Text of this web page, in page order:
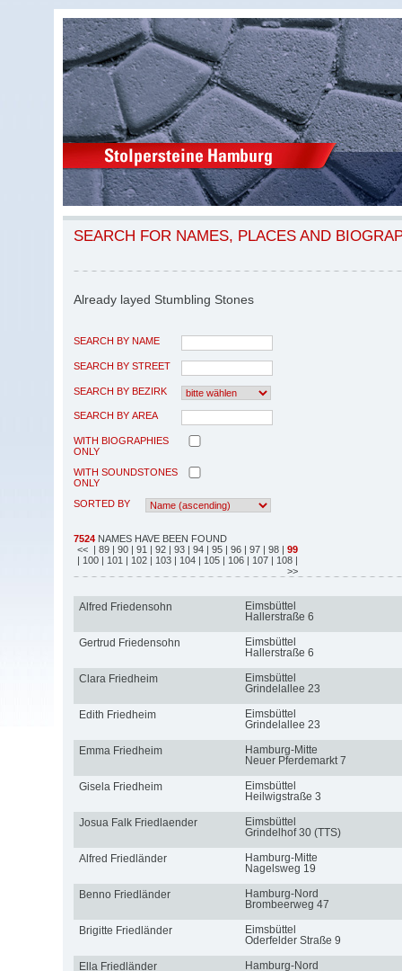
SEARCH FOR NAMES, PLACES AND
Already layed Stumbling Stones
SEARCH BY NAME
SEARCH BY STREET
SEARCH BY BEZIRK
SEARCH BY AREA
WITH BIOGRAPHIES
ONLY
WITH SOUNDSTONES
ONLY
SORTED BY
7524 NAMES HAVE BEEN FOUND
<< | 89 | 90 | 91 | 92 | 93 | 94 | 95 | 96 | 97 | 98 | 99
| 100 | 101 | 102 | 103 | 104 | 105 | 106 | 107 | 108 |
>>
Alfred Friedensohn
Eimsbüttel
Hallerstraße 6
Gertrud Friedensohn
Eimsbüttel
Hallerstraße 6
Clara Friedheim
Eimsbüttel
Grindelallee 23
Edith Friedheim
Eimsbüttel
Grindelallee 23
Emma Friedheim
Hamburg-Mitte
Neuer Pferdemarkt 7
Gisela Friedheim
Eimsbüttel
Heilwigstraße 3
Josua Falk Friedlaender
Eimsbüttel
Grindelhof 30 (TTS)
Alfred Friedländer
Hamburg-Mitte
Nagelsweg 19
Benno Friedländer
Hamburg-Nord
Brombeerweg 47
Brigitte Friedländer
Eimsbüttel
Oderfelder Straße 9
Ella Friedländer
Hamburg-Nord